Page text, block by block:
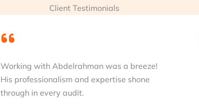
Client Testimonials
Working with Abdelrahman was a breeze!
His professionalism and expertise shone
through in every audit.